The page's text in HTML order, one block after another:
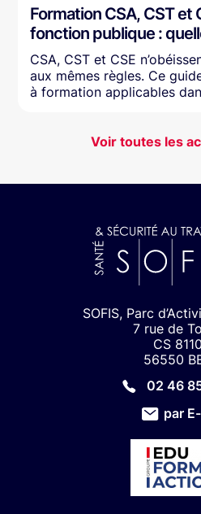
Formation CSA, CST et
fonction publique :
CSA, CST et CSE
aux mêmes règles. Ce
à formation applicables
Voir toutes les
SOFIS, Parc
7 rue de
CS
56550
02 46
par